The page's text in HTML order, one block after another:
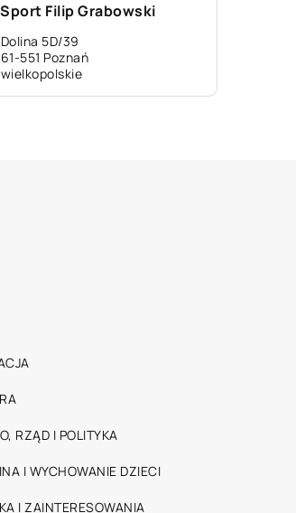
Sport Filip Grabowski
Dolina 5D/39
61-551 Poznań
wielkopolskie
RZĄD I POLITYKA
I WYCHOWANIE DZIECI
I ZAINTERESOWANIA